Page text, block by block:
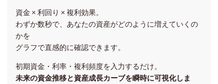
資金 × 利回り × 複利効果。
わずか数秒で、あなたの資産がどのように増えていくの
かを
グラフで直感的に確認できます。
初期資金・利率・複利頻度を入力するだけ。
未来の資金推移と資産成長カーブを瞬時に可視化しま